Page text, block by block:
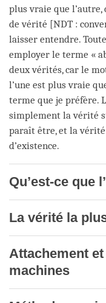
plus vraie que l’autre,
de vérité [NDT :
laisser entendre.
employer le terme «
deux vérités, car le
l’une est plus vraie
terme que je préfère.
simplement la vérité
paraît être, et la
d’existence.
Qu’est-ce que
La vérité la
Attachement
machines